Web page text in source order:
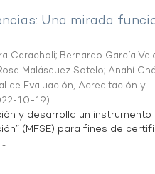
Una mirada
Caracholi; Bernardo García
Malásquez Sotelo;Anahí
de Evaluación, Acreditación y
10-19)
y desarrolla un instrumento
(MFSE) para fines de